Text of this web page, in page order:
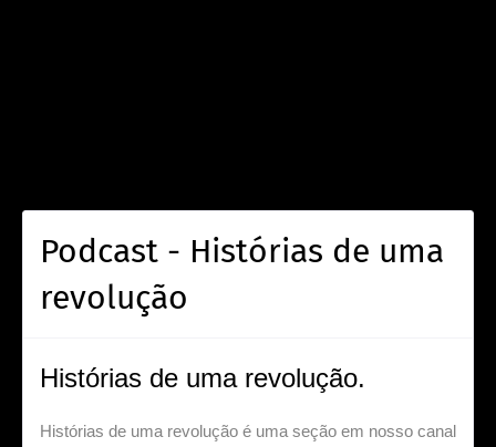
Podcast - Histórias de uma
revolução
Histórias de uma revolução.
Histórias de uma revolução é uma seção em nosso canal